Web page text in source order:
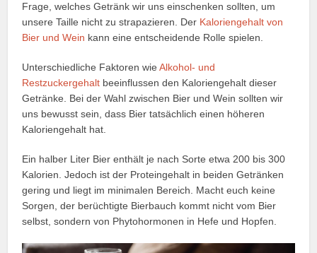
Frage, welches Getränk wir uns einschenken sollten, um
unsere Taille nicht zu strapazieren. Der Kaloriengehalt von
Bier und Wein kann eine entscheidende Rolle spielen.
Unterschiedliche Faktoren wieAlkohol- und
Restzuckergehalt beeinflussen den Kaloriengehalt dieser
Getränke. Bei der Wahl zwischen Bier und Wein sollten wir
uns bewusst sein, dass Bier tatsächlich einen höheren
Kaloriengehalt hat.
Ein halber Liter Bier enthält je nach Sorte etwa 200 bis 300
Kalorien. Jedoch ist der Proteingehalt in beiden Getränken
gering und liegt im minimalen Bereich. Macht euch keine
Sorgen, der berüchtigte Bierbauch kommt nicht vom Bier
selbst, sondern von Phytohormonen in Hefe und Hopfen.